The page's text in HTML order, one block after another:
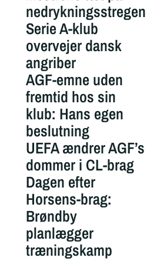
nedrykningsstregen
Serie A-klub
overvejer dansk
angriber
AGF-emne uden
fremtid hos sin
klub: Hans egen
beslutning
UEFA ændrer AGF’s
dommer i CL-brag
Dagen efter
Horsens-brag:
Brøndby
planlægger
træningskamp